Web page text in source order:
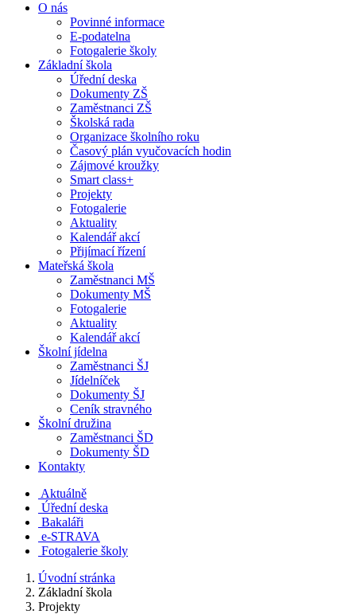
O nás
Povinné informace
E-podatelna
Fotogalerie školy
Základní škola
Úřední deska
Dokumenty ZŠ
Zaměstnanci ZŠ
Školská rada
Organizace školního roku
Časový plán vyučovacích hodin
Zájmové kroužky
Smart class+
Projekty
Fotogalerie
Aktuality
Kalendář akcí
Přijímací řízení
Mateřská škola
Zaměstnanci MŠ
Dokumenty MŠ
Fotogalerie
Aktuality
Kalendář akcí
Školní jídelna
Zaměstnanci ŠJ
Jídelníček
Dokumenty ŠJ
Ceník stravného
Školní družina
Zaměstnanci ŠD
Dokumenty ŠD
Kontakty
Aktuálně
Úřední deska
Bakaláři
e-STRAVA
Fotogalerie školy
Úvodní stránka
Základní škola
Projekty